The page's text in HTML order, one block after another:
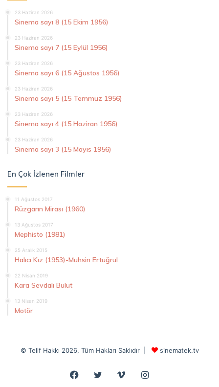
23 Haziran 2026
Sinema sayı 8 (15 Ekim 1956)
23 Haziran 2026
Sinema sayı 7 (15 Eylül 1956)
23 Haziran 2026
Sinema sayı 6 (15 Ağustos 1956)
23 Haziran 2026
Sinema sayı 5 (15 Temmuz 1956)
23 Haziran 2026
Sinema sayı 4 (15 Haziran 1956)
23 Haziran 2026
Sinema sayı 3 (15 Mayıs 1956)
En Çok İzlenen Filmler
11 Ağustos 2017
Rüzgarın Mirası (1960)
13 Ağustos 2017
Mephisto (1981)
25 Aralık 2015
Halıcı Kız (1953)-Muhsin Ertuğrul
22 Nisan 2019
Kara Sevdalı Bulut
13 Nisan 2019
Motör
© Telif Hakkı 2026, Tüm Hakları Saklıdır | sinematek.tv
Facebook
Twitter VimeoInstagram